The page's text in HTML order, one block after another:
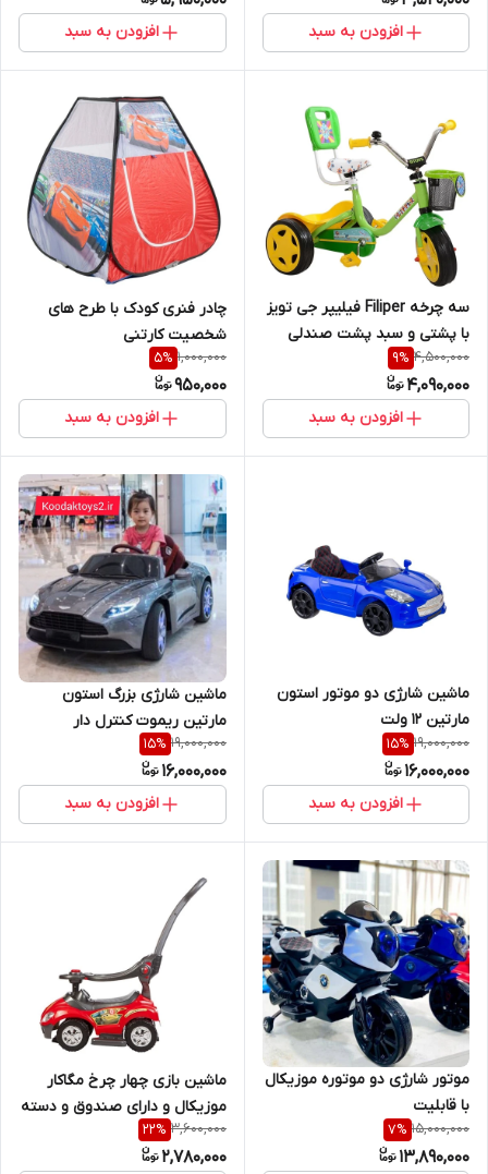
افزودن به سبد افزودن به سبد
سه چرخه Filiper فیلیپر جی تویز
با پشتی و سبد پشت صندلی
4,500,000
9%
4,090,000
افزودن به سبد
چادر فنری کودک با طرح های
شخصیت کارتنی
1,000,000
5%
950,000
افزودن به سبد
ماشین شارژی دو موتور استون
مارتین 12 ولت
19,000,000
15%
16,000,000
افزودن به سبد
ماشین شارژی بزرگ استون
مارتین ریموت کنترل دار
19,000,000
15%
16,000,000
افزودن به سبد
موتور شارژی دو موتوره موزیکال
با قابلیت
دریافتFLASH,AUX,SD
15,000,000
7%
13,890,000
ماشین بازی چهار چرخ مگاکار
موزیکال و دارای صندوق و دسته
هدایت والدین
3,600,000
22%
2,780,000